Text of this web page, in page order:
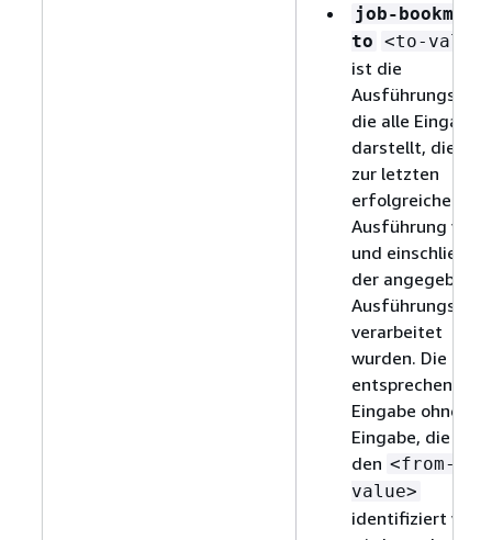
job-
to <to-
ist die
Ausführungs-ID,
die alle Eingaben
darstellt, die bis
zur letzten
erfolgreichen
Ausführung vor
und
der
Ausführungs-ID
verarbeitet
wurden. Die
entsprechende
Eingabe ohne die
Eingabe, die
den <from-
value>
identifiziert wird,